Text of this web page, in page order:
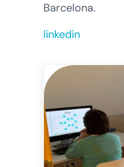
Barcelona.
linkedin